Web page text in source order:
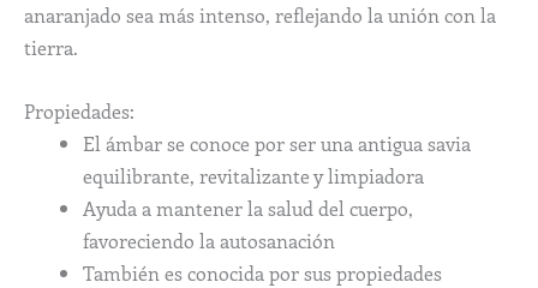
anaranjado sea más intenso, reflejando la unión con la
tierra.
Propiedades:
El ámbar se conoce por ser una antigua savia
equilibrante, revitalizante y limpiadora
Ayuda a mantener la salud del cuerpo,
favoreciendo la autosanación
También es conocida por sus propiedades